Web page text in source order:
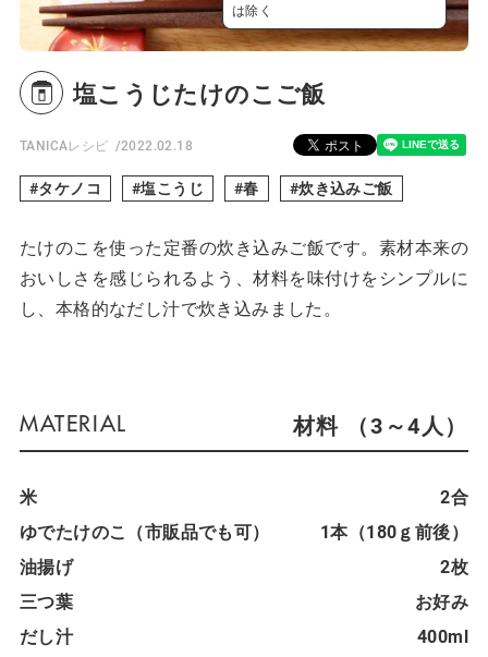
は除く
塩こうじたけのこご飯
TANICAレシピ 2022.02.18
タケノコ 塩こうじ 春 炊き込みご飯
たけのこを使った定番の炊き込みご飯です。素材本来の
おいしさを感じられるよう、材料を味付けをシンプルに
し、本格的なだし汁で炊き込みました。
材料 （3～4人）
米
2合
ゆでたけのこ（市販品でも可）
1本（180ｇ前後）
油揚げ
2枚
三つ葉
お好み
だし汁
400ml